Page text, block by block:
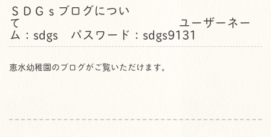
ＳＤＧｓブログについ
て ユーザーネー
ム：sdgs パスワード：sdgs9131
恵水幼稚園のブログがご覧いただけます。